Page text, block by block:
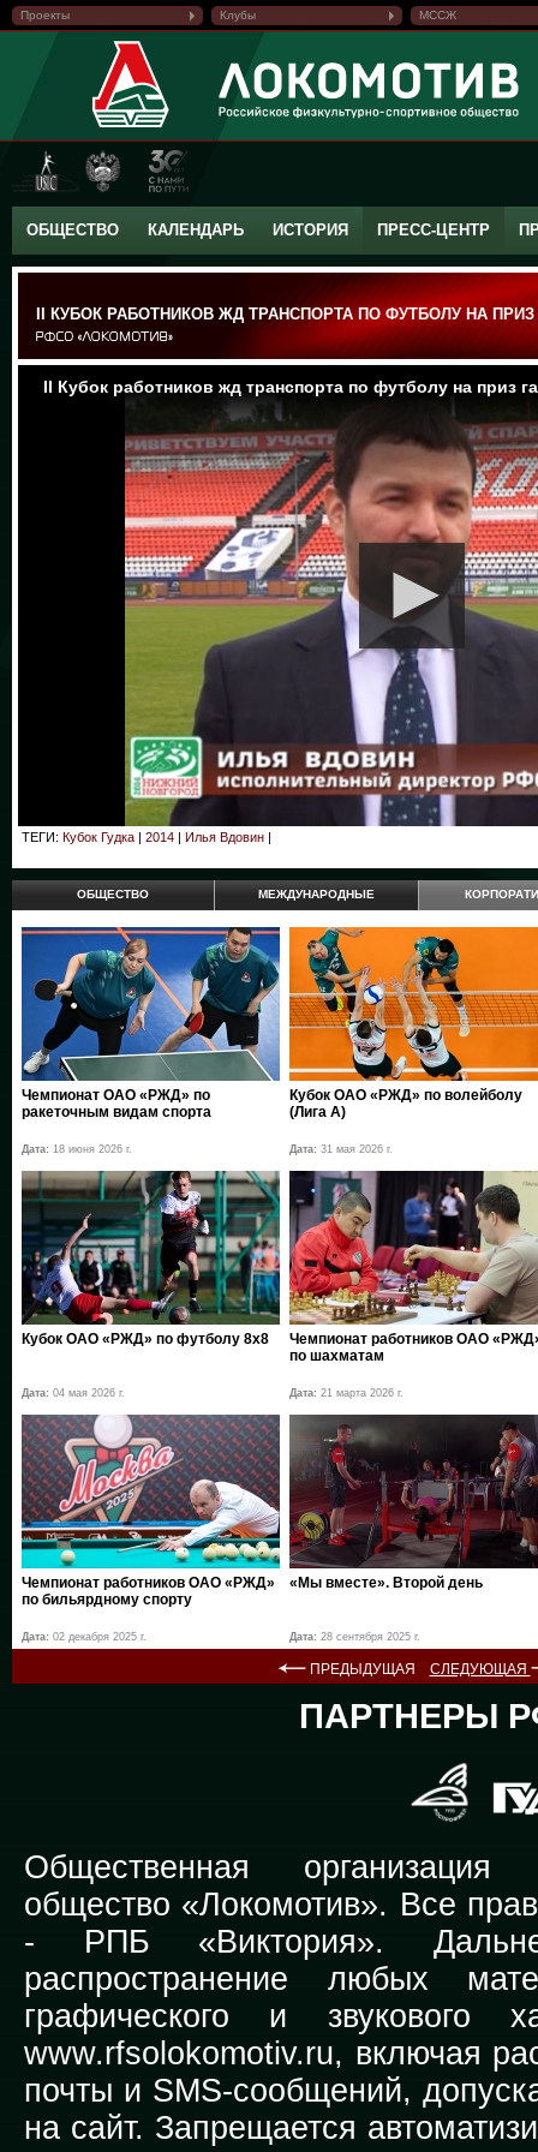
Проекты Клубы МССЖ
ОБЩЕСТВО КАЛЕНДАРЬ ИСТОРИЯ ПРЕСС-ЦЕНТР
II КУБОК РАБОТНИКОВ ЖД ТРАНСПОРТА ПО ФУТБОЛУ НА
ТЕГИ: Кубок Гудка | 2014 | Илья Вдовин |
ОБЩЕСТВО МЕЖДУНАРОДНЫЕ
Чемпионат ОАО «РЖД» по
ракеточным видам спорта
Дата: 18 июня 2026 г.
Кубок ОАО «РЖД» по волейболу
(Лига А)
Дата: 31 мая 2026 г.
Кубок ОАО «РЖД» по футболу 8х8
Дата: 04 мая 2026 г.
Чемпионат работников ОАО
по шахматам
Дата: 21 марта 2026 г.
Чемпионат работников ОАО «РЖД»
по бильярдному спорту
Дата: 02 декабря 2025 г.
«Мы вместе». Второй день
Дата: 28 сентября 2025 г.
ПРЕДЫДУЩАЯ СЛЕДУЮЩАЯ
ПАРТНЕРЫ
Общественная организация
общество «Локомотив». Все
- РПБ «Виктория».
распространение любых
графического и звукового
www.rfsolokomotiv.ru, включая
почты и SMS-сообщений,
на сайт. Запрещается